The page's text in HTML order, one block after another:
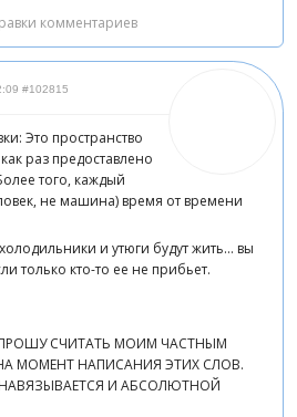
комментариев
#102815
Это пространство
раз предоставлено
того, каждый
не машина) время от времени
и утюги будут жить... вы
только кто-то ее не прибьет.
СЧИТАТЬ МОИМ ЧАСТНЫМ
МОМЕНТ НАПИСАНИЯ ЭТИХ СЛОВ.
И АБСОЛЮТНОЙ